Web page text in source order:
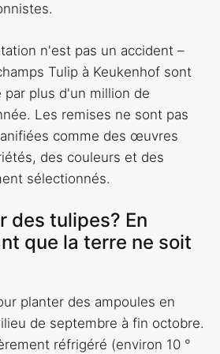
n'est pas un accident –
Tulip à Keukenhof sont
plus d'un million de
Les remises ne sont pas
comme des œuvres
des couleurs et des
sélectionnés.
des tulipes? En
que la terre ne soit
planter des ampoules en
de septembre à fin octobre.
réfrigéré (environ 10 °